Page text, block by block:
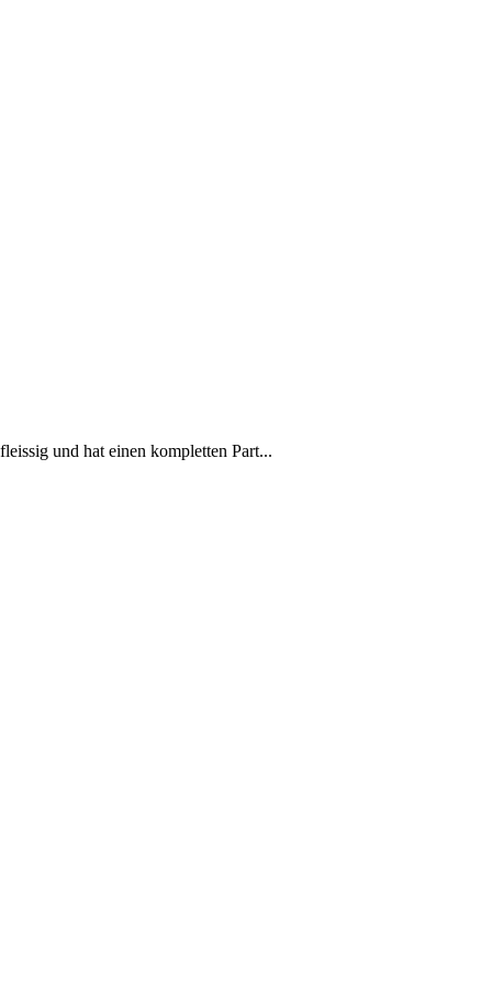
und hat einen kompletten Part...